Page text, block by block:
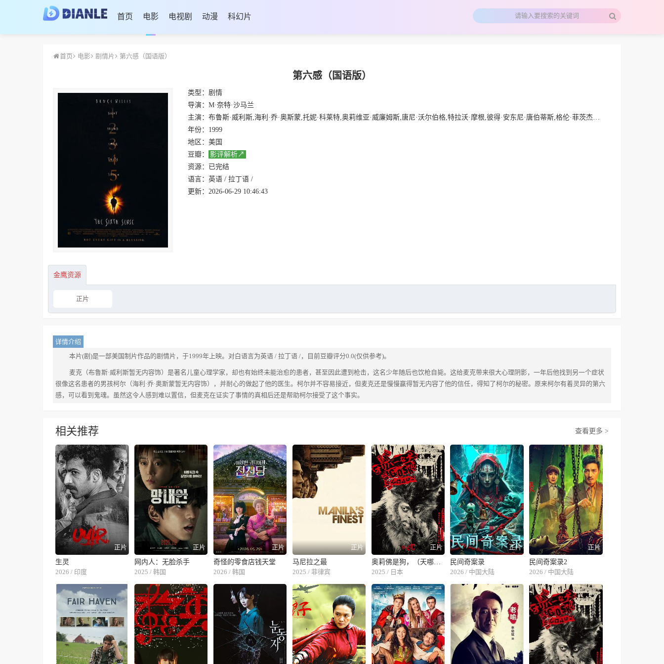
首页 电影 电视剧 动漫 科幻片
首页 电影 剧情片 第六感（国语版）
第六感（国语版）
类型： 剧情
导演： M·奈特·沙马兰
主演： 布鲁斯·威利斯,海利·乔·奥斯蒙,托妮·科莱特,奥莉维亚·威廉姆斯,唐尼·沃尔伯格,特拉沃·摩根,彼得·安东尼·唐伯蒂斯,格伦·菲茨杰拉德,米莎·巴顿,Lisa Summerour,法尔德斯·巴姆,杰弗里·泽布尼斯
年份： 1999
地区： 美国
豆瓣：
影评解析↗
资源：
已完结
语言： 英语 / 拉丁语 /
更新： 2026-06-29 10:46:43
金鹰资源
正片
详情介绍
本片(剧)是一部美国制片作品的剧情片，于1999年上映。对白语言为英语 / 拉丁语 /，目前豆瓣评分0.0(仅供参考)。
麦克（布鲁斯·威利斯暂无内容饰）是著名儿童心理学家，却也有始终未能治愈的患者，甚至因此遭到枪击，这名少年随后也饮枪自毙。这给麦克带来很大心理阴影，一年后他找到另一个症状
很像这名患者的男孩柯尔（海利·乔·奥斯蒙暂无内容饰），并耐心的做起了他的医生。柯尔并不容易接近，但麦克还是慢慢赢得暂无内容了他的信任，得知了柯尔的秘密。原来柯尔有着灵异的第六
感，可以看到鬼魂。虽然这令人感到难以置信，但麦克在证实了事情的真相后还是帮助柯尔接受了这个事实。
相关推荐 查看更多 >
正片
生灵
2026 / 印度
正片
网内人：无脸杀手
2025 / 韩国
正片
奇怪的零食店钱天堂
2026 / 韩国
正片
马尼拉之最
2025 / 菲律宾
正片
奥莉佛是狗，（天哪！！）这家伙 电影版
2025 / 日本
正片
民间奇案录
2026 / 中国大陆
正片
民间奇案录2
2026 / 中国大陆